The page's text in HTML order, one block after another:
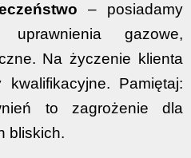
– posiadamy
uprawnienia gazowe,
Na życzenie klienta
Pamiętaj:
to zagrożenie dla
bliskich.